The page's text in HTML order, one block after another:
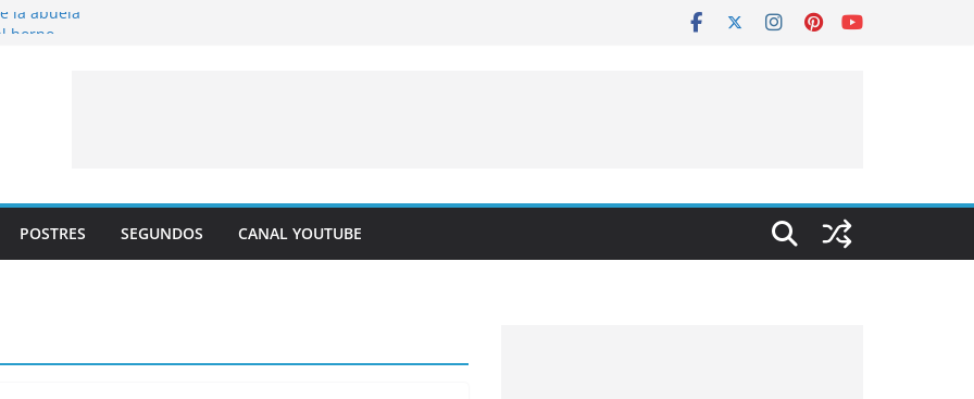
la abuela
POSTRES SEGUNDOS CANAL YOUTUBE